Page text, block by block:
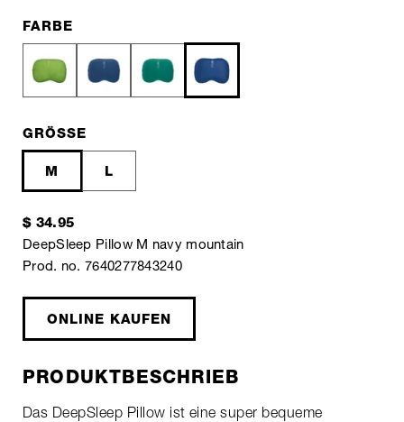
FARBE
GRÖSSE
M L
$ 34.95
DeepSleep Pillow M navy mountain
Prod. no. 7640277843240
ONLINE KAUFEN
PRODUKTBESCHRIEB
Das DeepSleep Pillow ist eine super bequeme